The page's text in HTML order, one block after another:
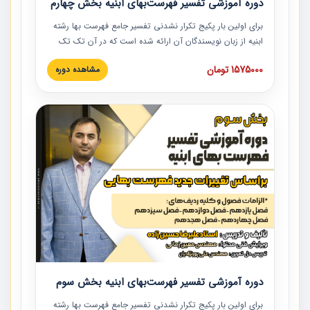
دوره آموزشی تفسیر فهرست‌بهای ابنیه بخش چهارم
برای اولین بار پکیج تکرار نشدنی تفسیر جامع فهرست بها رشته
ابنیه از زبان نویسندگان آن ارائه شده است که در آن تک تک
ردیف ها و مطالب فهرست بها تفسیر و ارائه شده است. این
دوره به صورت کامل تصویری بوده و به همراه تصاویر عملیات
دوره با کلام مهندس علیرضاحسین‌زاده مدیر پروژه مهندسی
مشاور در امر بازنگری فهرست بها رشته ابنیه ارائه شده و به تمام
همکارانی که در حوزه صنعت ساخت در حال فعالیت هستند حتما
توصیه می کنیم از مطالب این دوره استفاده نمایند.
1575000 تومان مشاهده دوره
دوره آموزشی تفسیر فهرست‌بهای ابنیه بخش سوم
برای اولین بار پکیج تکرار نشدنی تفسیر جامع فهرست بها رشته